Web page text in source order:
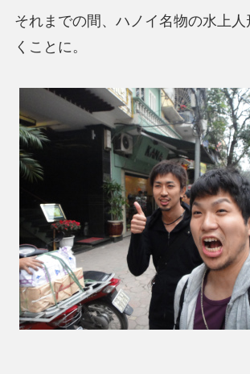
それまでの間、ハノイ名物の水上
くことに。